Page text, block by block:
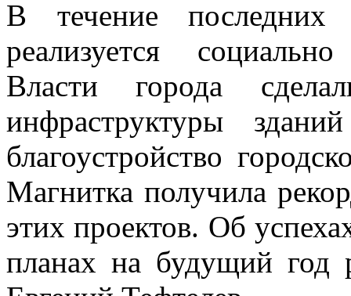
В течение
реализуется
Власти города
инфраструктуры
благоустройство
Магнитка получила
этих проектов. Об
планах на будущий год